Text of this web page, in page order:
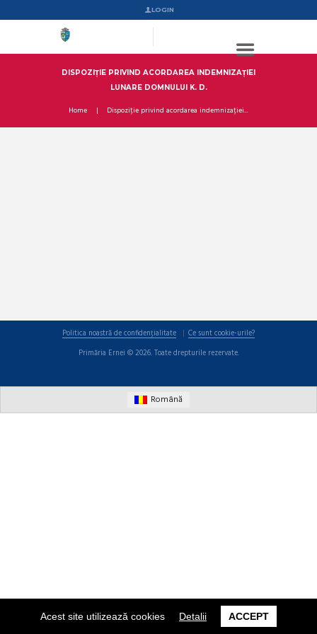
Acest site utilizează cookies Detalii ACCEPT
LOGIN
DISPOZIȚIE PRIVIND ACORDAREA INDEMNIZAȚIEI
LUNARE DOMNULUI K. D.
Home Dispoziție privind acordarea indemnizației...
Politica noastră de confidențialitate
Ce sunt cookie-urile?
Primăria Ernei © 2026. Toate drepturile rezervate.
Română